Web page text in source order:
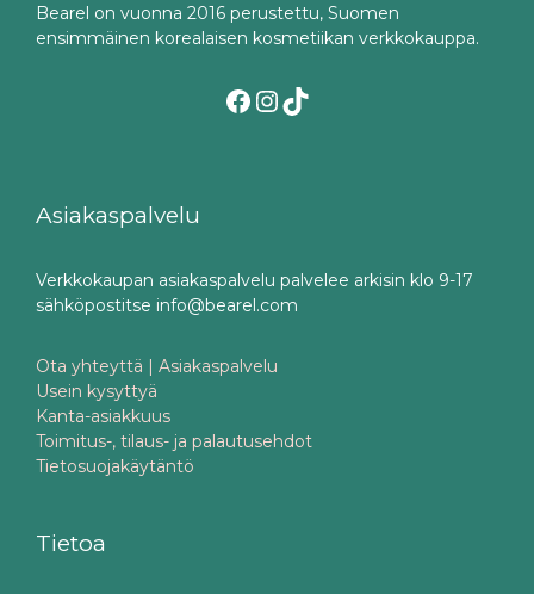
Bearel on vuonna 2016 perustettu, Suomen
ensimmäinen korealaisen kosmetiikan verkkokauppa.
Facebook
Instagram
TikTok
Asiakaspalvelu
Verkkokaupan asiakaspalvelu palvelee arkisin klo 9-17
sähköpostitse info@bearel.com
Ota yhteyttä | Asiakaspalvelu
Usein kysyttyä
Kanta-asiakkuus
Toimitus-, tilaus- ja palautusehdot
Tietosuojakäytäntö
Tietoa